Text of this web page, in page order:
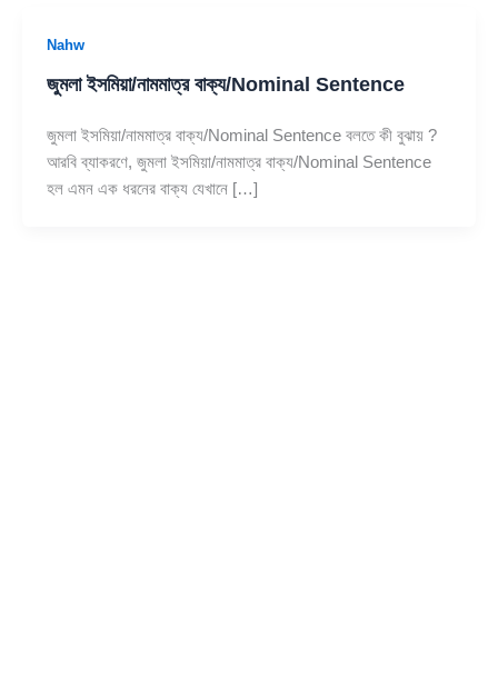
Nahw
জুমলা ইসমিয়া/নামমাত্র বাক্য/Nominal Sentence
জুমলা ইসমিয়া/নামমাত্র বাক্য/Nominal Sentence বলতে কী বুঝায় ?
আরবি ব্যাকরণে, জুমলা ইসমিয়া/নামমাত্র বাক্য/Nominal Sentence
হল এমন এক ধরনের বাক্য যেখানে […]